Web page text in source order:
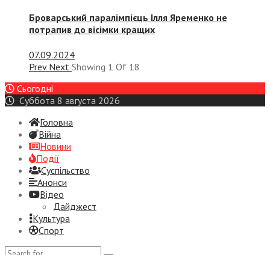
Броварський паралімпієць Ілля Яременко не
потрапив до вісімки кращих
07.09.2024
Prev Next Showing 1 Of 18
Сьогодні
Суббота 8 августа 2026
Головна
Війна
Новини
Події
Суспiльство
Анонси
Відео
Дайджест
Культура
Спорт